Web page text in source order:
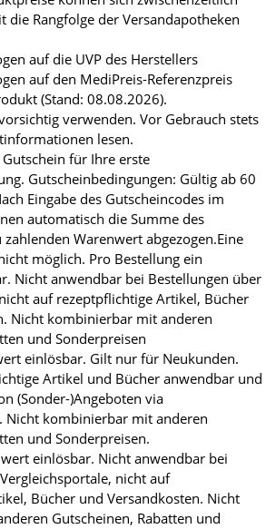
die Rangfolge der Versandapotheken
auf die UVP des Herstellers
auf den MediPreis-Referenzpreis
(Stand: 08.08.2026).
verwenden. Vor Gebrauch stets
lesen.
für Ihre erste
Gutscheinbedingungen: Gültig ab 60
Eingabe des Gutscheincodes im
automatisch die Summe des
Warenwert abgezogen.Eine
möglich. Pro Bestellung ein
Nicht anwendbar bei Bestellungen über
auf rezeptpflichtige Artikel, Bücher
Nicht kombinierbar mit anderen
und Sonderpreisen
einlösbar. Gilt nur für Neukunden.
Artikel und Bücher anwendbar und
(Sonder-)Angeboten via
Nicht kombinierbar mit anderen
und Sonderpreisen.
einlösbar. Nicht anwendbar bei
nicht auf
Bücher und Versandkosten. Nicht
Gutscheinen, Rabatten und